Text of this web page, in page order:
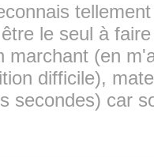
le seul à
marchant (en
difficile),
secondes) car